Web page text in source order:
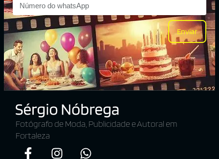
Enviar
Fotógrafo de Moda, Publicidade e Autoral em
Fortaleza